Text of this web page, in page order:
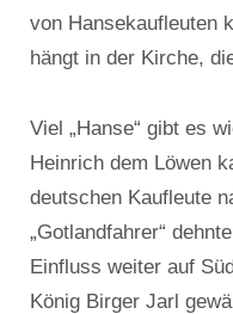
von Hansekaufleuten
hängt in der Kirche,
Viel „Hanse“ gibt es
Heinrich dem Löwen
deutschen Kaufleute
„Gotlandfahrer“
Einfluss weiter auf
König Birger Jarl